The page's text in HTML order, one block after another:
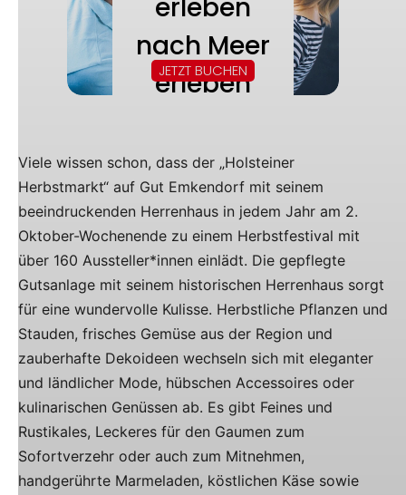
Viele wissen schon, dass der „Holsteiner
Herbstmarkt“ auf Gut Emkendorf mit seinem
beeindruckenden Herrenhaus in jedem Jahr am 2.
Oktober-Wochenende zu einem Herbstfestival mit
über 160 Aussteller*innen einlädt. Die gepflegte
Gutsanlage mit seinem historischen Herrenhaus sorgt
für eine wundervolle Kulisse. Herbstliche Pflanzen und
Stauden, frisches Gemüse aus der Region und
zauberhafte Dekoideen wechseln sich mit eleganter
und ländlicher Mode, hübschen Accessoires oder
kulinarischen Genüssen ab. Es gibt Feines und
Rustikales, Leckeres für den Gaumen zum
Sofortverzehr oder auch zum Mitnehmen,
handgerührte Marmeladen, köstlichen Käse sowie